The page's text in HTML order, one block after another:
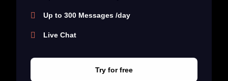
Up to 300 Messages /day
Live Chat
Try for free